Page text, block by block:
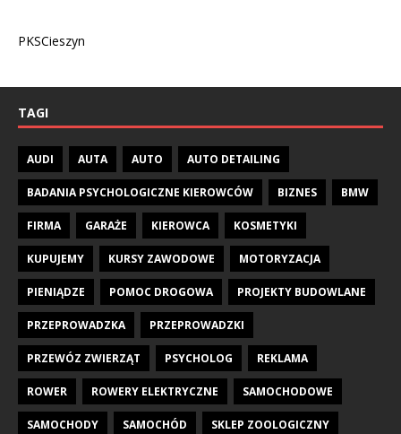
PKSCieszyn
TAGI
AUDI AUTA AUTO AUTO DETAILING
BADANIA PSYCHOLOGICZNE KIEROWCÓW BIZNES BMW
FIRMA GARAŻE KIEROWCA KOSMETYKI
KUPUJEMY KURSY ZAWODOWE MOTORYZACJA
PIENIĄDZE POMOC DROGOWA PROJEKTY BUDOWLANE
PRZEPROWADZKA PRZEPROWADZKI
PRZEWÓZ ZWIERZĄT PSYCHOLOG REKLAMA
ROWER ROWERY ELEKTRYCZNE SAMOCHODOWE
SAMOCHODY SAMOCHÓD SKLEP ZOOLOGICZNY